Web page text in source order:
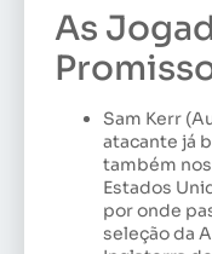
As
Sam Kerr
atacante já
também
Estados
por onde
seleção da